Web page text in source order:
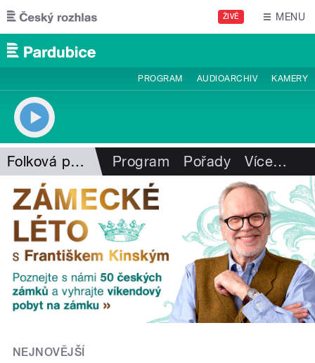
Přejít k hlavnímu obsahu
ŽIVĚ MENU
PROGRAM AUDIOARCHIV KAMERY
Folková pohlazení Program Pořady Více…
NEJNOVĚJŠÍ